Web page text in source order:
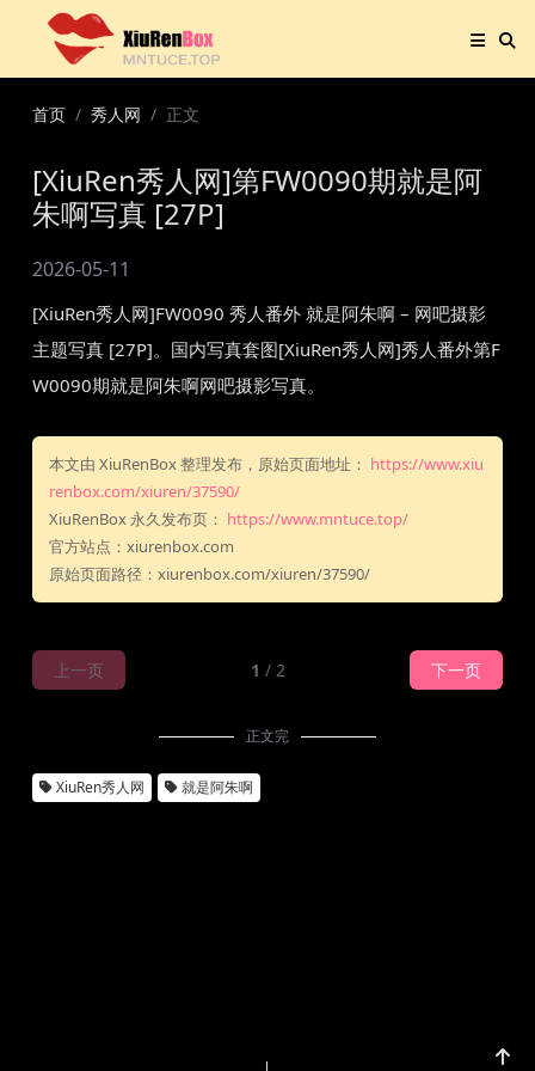
首页 秀人网 正文
[XiuRen秀人网]第FW0090期就是阿
朱啊写真 [27P]
2026-05-11
[XiuRen秀人网]FW0090 秀人番外 就是阿朱啊 – 网吧摄影
主题写真 [27P]。国内写真套图[XiuRen秀人网]秀人番外第F
W0090期就是阿朱啊网吧摄影写真。
本文由 XiuRenBox 整理发布，原始页面地址： https://www.xiu
renbox.com/xiuren/37590/
XiuRenBox 永久发布页： https://www.mntuce.top/
官方站点：xiurenbox.com
原始页面路径：xiurenbox.com/xiuren/37590/
上一页 1 / 2 下一页
正文完
XiuRen秀人网 就是阿朱啊